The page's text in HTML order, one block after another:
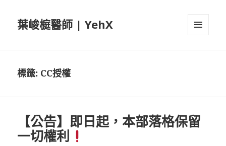
葉峻榳醫師 | YehX
標籤: CC授權
【公告】即日起，本部落格保留
一切權利